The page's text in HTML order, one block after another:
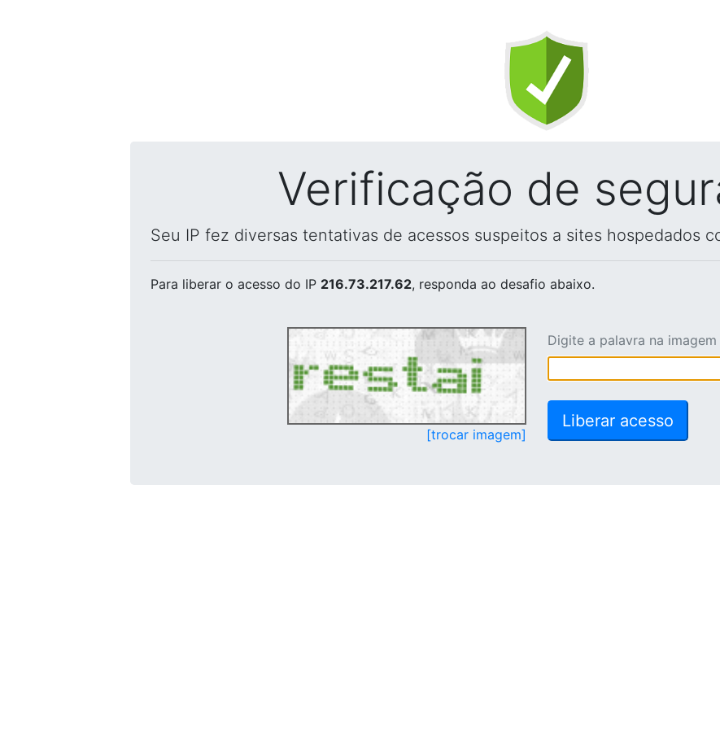
Verificação de
Seu IP fez diversas tentativas de acessos suspeitos a sites hospedados
Para liberar o acesso do IP 216.73.217.62, responda ao desafio abaixo.
[trocar imagem]
Digite a palavra na